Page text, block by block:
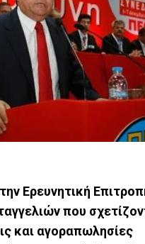
Ερευνητική
που
και αγοραπωλησίες